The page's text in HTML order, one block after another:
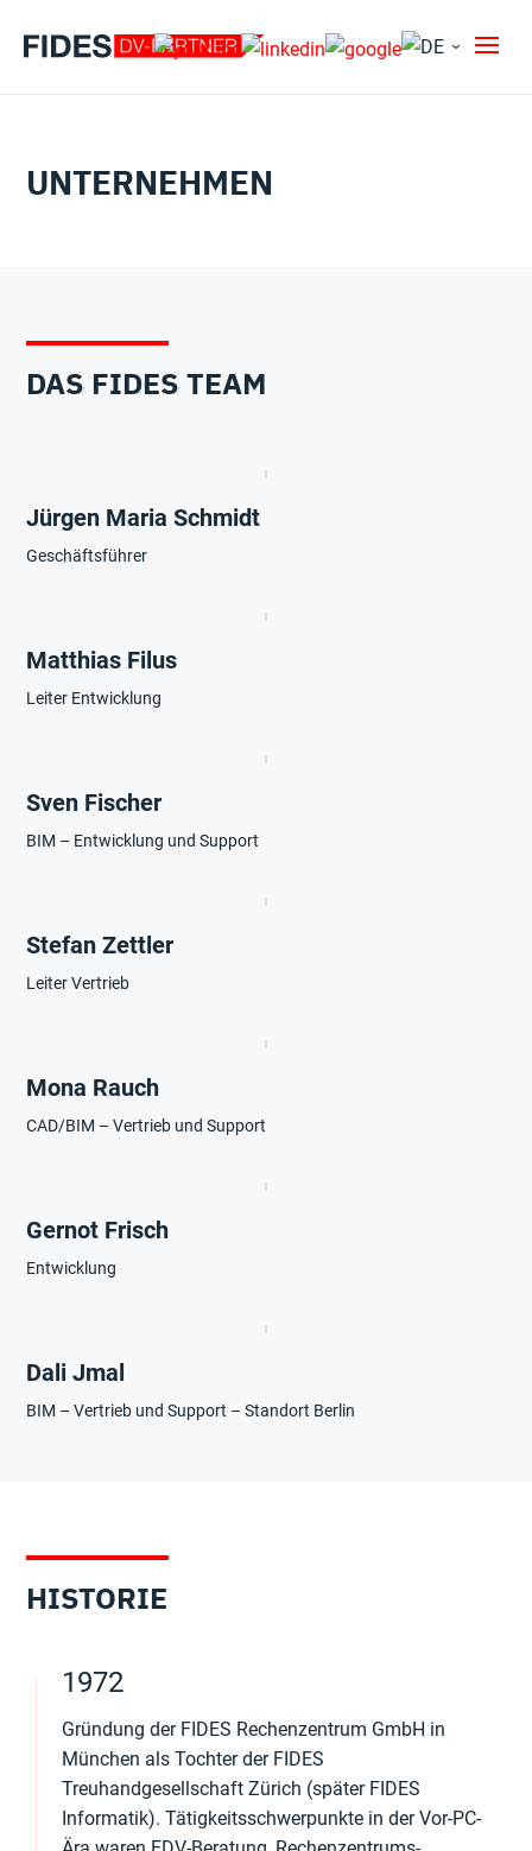
UNTERNEHMEN
DAS FIDES TEAM
Jürgen Maria Schmidt
Geschäftsführer
Matthias Filus
Leiter Entwicklung
Sven Fischer
BIM – Entwicklung und Support
Stefan Zettler
Leiter Vertrieb
Mona Rauch
CAD/BIM – Vertrieb und Support
Gernot Frisch
Entwicklung
Dali Jmal
BIM – Vertrieb und Support – Standort Berlin
HISTORIE
1972
Gründung der FIDES Rechenzentrum GmbH in
München als Tochter der FIDES
Treuhandgesellschaft Zürich (später FIDES
Informatik). Tätigkeitsschwerpunkte in der Vor-PC-